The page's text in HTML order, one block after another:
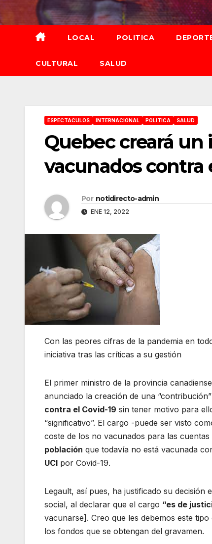
al
contenido
LOCAL POLITICA
CULTURAL SALUD
ESPECTACULOS INTERNACIONAL POLITICA SALUD
Quebec creará un
vacunados contra
Por notidirecto-admin
ENE 12, 2022
Con las peores cifras de la pandemia en
iniciativa tras las críticas a su gestión
El primer ministro de la provincia
anunciado la creación de una
contra el Covid-19 sin tener motivo para
“significativo”. El cargo -puede ser visto
coste de los no vacunados para las
población que todavía no está vacunada
UCI por Covid-19.
Legault, así pues, ha justificado su
social, al declarar que el cargo “es de
vacunarse]. Creo que les debemos este
los fondos que se obtengan del gravamen.